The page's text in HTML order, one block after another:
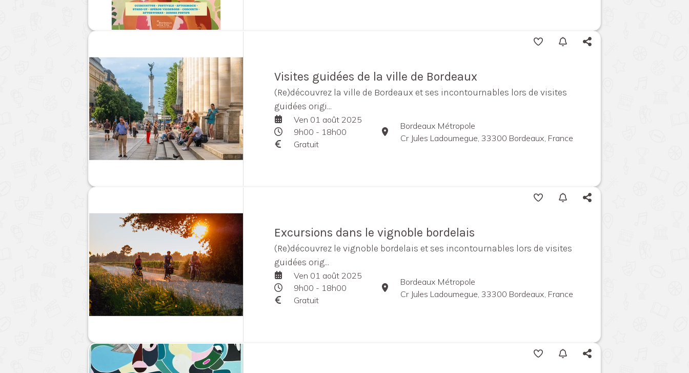
Visites guidées de la ville de Bordeaux
(Re)découvrez la ville de Bordeaux et ses incontournables lors de visites
guidées origi...
Ven 01 août 2025
9h00 - 18h00
Gratuit
Bordeaux Métropole
Cr Jules Ladoumegue, 33300 Bordeaux, France
Excursions dans le vignoble bordelais
(Re)découvrez le vignoble bordelais et ses incontournables lors de visites
guidées orig...
Ven 01 août 2025
9h00 - 18h00
Gratuit
Bordeaux Métropole
Cr Jules Ladoumegue, 33300 Bordeaux, France